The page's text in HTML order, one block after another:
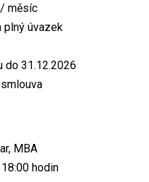
měsíc
plný úvazek
do 31.12.2026
MBA
hodin